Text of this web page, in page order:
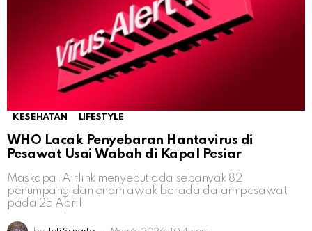
KESEHATAN LIFESTYLE
WHO Lacak Penyebaran Hantavirus di
Pesawat Usai Wabah di Kapal Pesiar
Maskapai Airlink menyebut ada sebanyak 82
penumpang dan enam awak berada dalam pesawat
pada 25 April